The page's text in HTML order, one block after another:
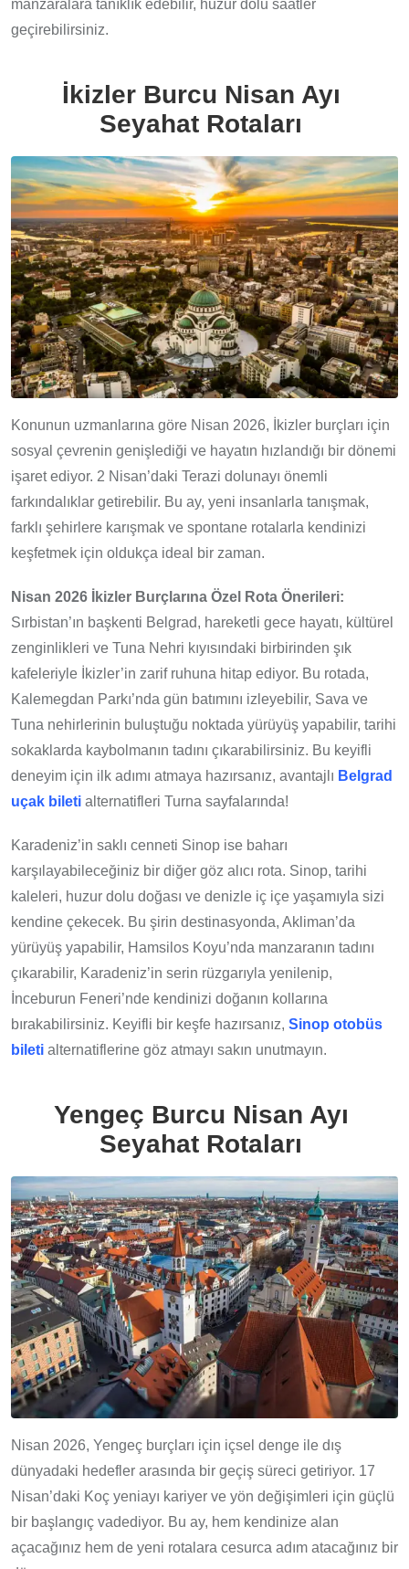
manzaralara tanıklık edebilir, huzur dolu saatler
geçirebilirsiniz.
İkizler Burcu Nisan Ayı
Seyahat Rotaları
Konunun uzmanlarına göre Nisan 2026, İkizler burçları için
sosyal çevrenin genişlediği ve hayatın hızlandığı bir dönemi
işaret ediyor. 2 Nisan’daki Terazi dolunayı önemli
farkındalıklar getirebilir. Bu ay, yeni insanlarla tanışmak,
farklı şehirlere karışmak ve spontane rotalarla kendinizi
keşfetmek için oldukça ideal bir zaman.
Nisan 2026 İkizler Burçlarına Özel Rota Önerileri:
Sırbistan’ın başkenti Belgrad, hareketli gece hayatı, kültürel
zenginlikleri ve Tuna Nehri kıyısındaki birbirinden şık
kafeleriyle İkizler’in zarif ruhuna hitap ediyor. Bu rotada,
Kalemegdan Parkı’nda gün batımını izleyebilir, Sava ve
Tuna nehirlerinin buluştuğu noktada yürüyüş yapabilir, tarihi
sokaklarda kaybolmanın tadını çıkarabilirsiniz. Bu keyifli
deneyim için ilk adımı atmaya hazırsanız, avantajlı Belgrad
uçak bileti alternatifleri Turna sayfalarında!
Karadeniz’in saklı cenneti Sinop ise baharı
karşılayabileceğiniz bir diğer göz alıcı rota. Sinop, tarihi
kaleleri, huzur dolu doğası ve denizle iç içe yaşamıyla sizi
kendine çekecek. Bu şirin destinasyonda, Akliman’da
yürüyüş yapabilir, Hamsilos Koyu’nda manzaranın tadını
çıkarabilir, Karadeniz’in serin rüzgarıyla yenilenip,
İnceburun Feneri’nde kendinizi doğanın kollarına
bırakabilirsiniz. Keyifli bir keşfe hazırsanız, Sinop otobüs
bileti alternatiflerine göz atmayı sakın unutmayın.
Yengeç Burcu Nisan Ayı
Seyahat Rotaları
Nisan 2026, Yengeç burçları için içsel denge ile dış
dünyadaki hedefler arasında bir geçiş süreci getiriyor. 17
Nisan’daki Koç yeniayı kariyer ve yön değişimleri için güçlü
bir başlangıç vadediyor. Bu ay, hem kendinize alan
açacağınız hem de yeni rotalara cesurca adım atacağınız bir